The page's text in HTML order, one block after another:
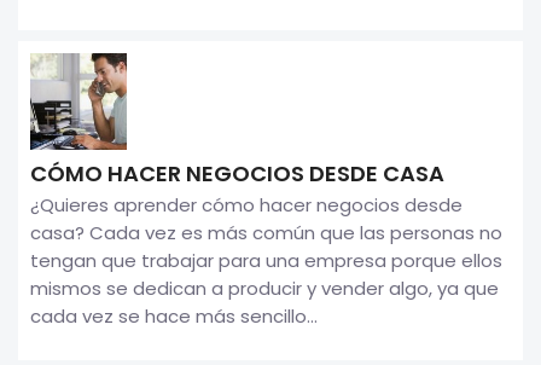
CÓMO HACER NEGOCIOS DESDE CASA
¿Quieres aprender cómo hacer negocios desde
casa? Cada vez es más común que las personas no
tengan que trabajar para una empresa porque ellos
mismos se dedican a producir y vender algo, ya que
cada vez se hace más sencillo...